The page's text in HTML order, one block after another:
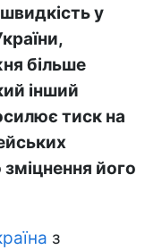
у
більше
інший
тиск на
його
з